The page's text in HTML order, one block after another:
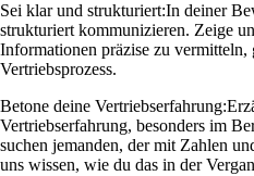
Sei klar und strukturiert:In deiner
strukturiert kommunizieren. Zeige
Informationen präzise zu vermitteln,
Vertriebsprozess.
Betone deine Vertriebserfahrung:
Vertriebserfahrung, besonders im
suchen jemanden, der mit Zahlen
uns wissen, wie du das in der